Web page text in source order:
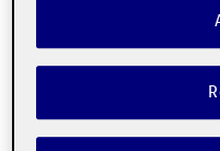
metodología está
desarrollo de
herramientas
sea práctico y
tutoría personalizado